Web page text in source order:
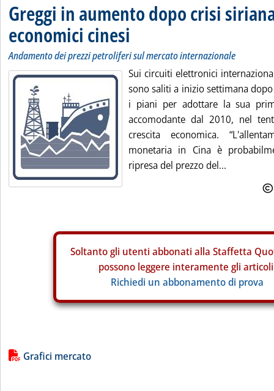
Greggi in aumento dopo crisi
economici cinesi
Andamento dei prezzi petroliferi sul mercato internazionale
Sui circuiti elettronici
sono saliti a inizio settimana
i piani per adottare la sua
accomodante dal 2010, nel
crescita economica.
monetaria in Cina è
ripresa del prezzo del...
Soltanto gli utenti abbonati alla Staffetta
possono leggere interamente gli
Richiedi un abbonamento di prova
Lista allegati PDF alla notizia
Grafici mercato